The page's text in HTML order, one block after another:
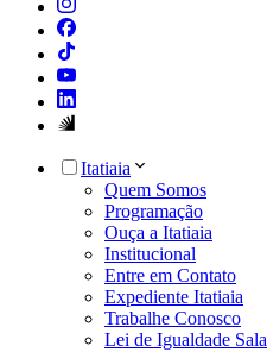
Itatiaia
Quem Somos
Programação
Ouça a Itatiaia
Institucional
Entre em Contato
Expediente Itatiaia
Trabalhe Conosco
Lei de Igualdade